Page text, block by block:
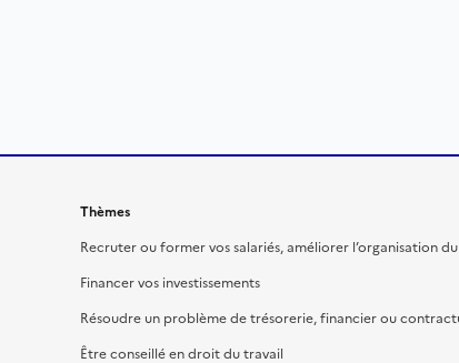
Thèmes
Recruter ou former vos salariés, améliorer l’organisation
Financer vos investissements
Résoudre un problème de trésorerie, financier ou
Être conseillé en droit du travail